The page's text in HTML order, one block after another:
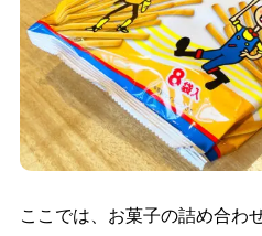
ここでは、お菓子の詰め合わ